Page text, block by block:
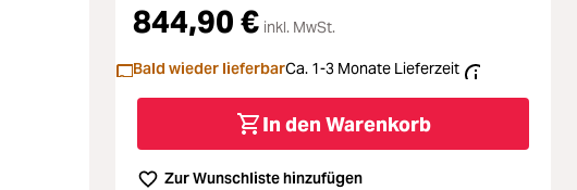
844,90 € inkl. MwSt.
Bald wieder lieferbarCa. 1-3 Monate Lieferzeit
In den Warenkorb
Zur Wunschliste hinzufügen